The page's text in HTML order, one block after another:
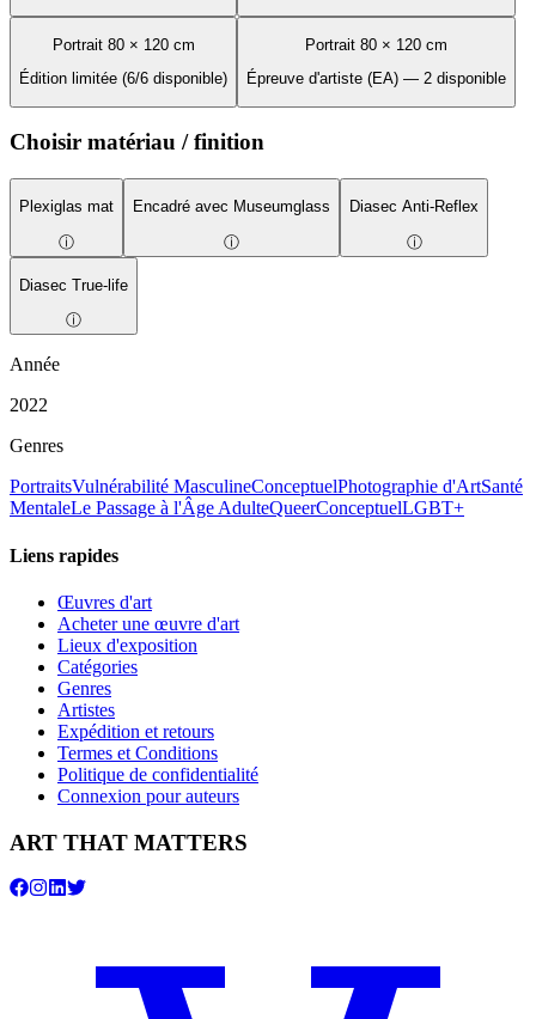
Portrait 80 × 120 cm
Édition limitée (6/6 disponible)
Portrait 80 × 120 cm
Épreuve d'artiste (EA) — 2 disponible
Choisir matériau / finition
Plexiglas mat
ⓘ
Encadré avec Museumglass
ⓘ
Diasec Anti-Reflex
ⓘ
Diasec True-life
ⓘ
Année
2022
Genres
PortraitsVulnérabilité MasculineConceptuelPhotographie d'ArtSanté
MentaleLe Passage à l'Âge AdulteQueerConceptuelLGBT+
Liens rapides
Œuvres d'art
Acheter une œuvre d'art
Lieux d'exposition
Catégories
Genres
Artistes
Expédition et retours
Termes et Conditions
Politique de confidentialité
Connexion pour auteurs
ART THAT MATTERS